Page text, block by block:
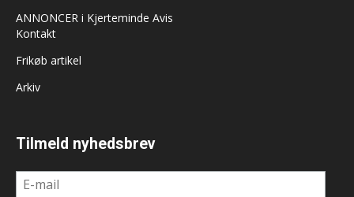
ANNONCER i Kjerteminde Avis
Kontakt
Frikøb artikel
Arkiv
Tilmeld nyhedsbrev